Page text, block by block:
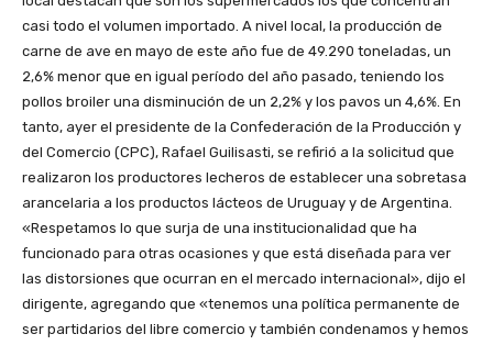
casi todo el volumen importado. A nivel local, la producción de
carne de ave en mayo de este año fue de 49.290 toneladas, un
2,6% menor que en igual período del año pasado, teniendo los
pollos broiler una disminución de un 2,2% y los pavos un 4,6%. En
tanto, ayer el presidente de la Confederación de la Producción y
del Comercio (CPC), Rafael Guilisasti, se refirió a la solicitud que
realizaron los productores lecheros de establecer una sobretasa
arancelaria a los productos lácteos de Uruguay y de Argentina.
«Respetamos lo que surja de una institucionalidad que ha
funcionado para otras ocasiones y que está diseñada para ver
las distorsiones que ocurran en el mercado internacional», dijo el
dirigente, agregando que «tenemos una política permanente de
ser partidarios del libre comercio y también condenamos y hemos